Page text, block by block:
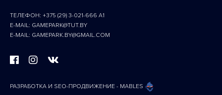
ТЕЛЕФОН: +375 (29) 3-021-666 A1
E-MAIL: GAMEPARK@TUT.BY
E-MAIL: GAMEPARK.BY@GMAIL.COM
РАЗРАБОТКА И SEO-ПРОДВИЖЕНИЕ - MABLES